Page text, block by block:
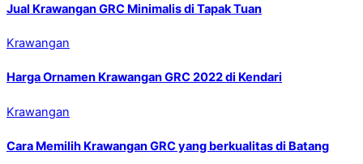
Jual Krawangan GRC Minimalis di Tapak Tuan
Krawangan
Harga Ornamen Krawangan GRC 2022 di Kendari
Krawangan
Cara Memilih Krawangan GRC yang berkualitas di Batang